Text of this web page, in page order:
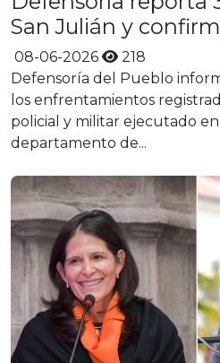
San Julián y
08-06-2026
218
Defensoría del Pueblo
los enfrentamientos
policial y militar ejecutado en
departamento de...